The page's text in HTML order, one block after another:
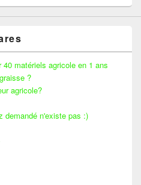
matériels agricole en 1 ans
?
agricole?
demandé n'existe pas :)